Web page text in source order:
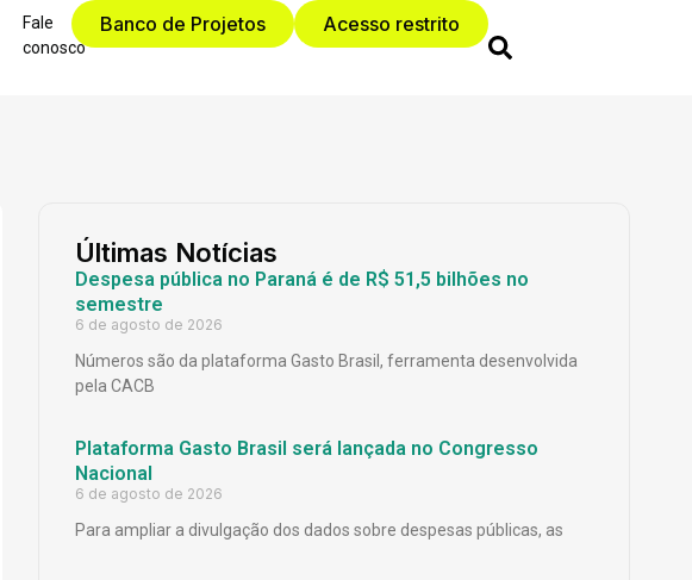
Fale
conosco
Banco de Projetos Acesso restrito
Últimas Notícias
Despesa pública no Paraná é de R$ 51,5 bilhões no
semestre
6 de agosto de 2026
Números são da plataforma Gasto Brasil, ferramenta desenvolvida
pela CACB
Plataforma Gasto Brasil será lançada no Congresso
Nacional
6 de agosto de 2026
Para ampliar a divulgação dos dados sobre despesas públicas, as